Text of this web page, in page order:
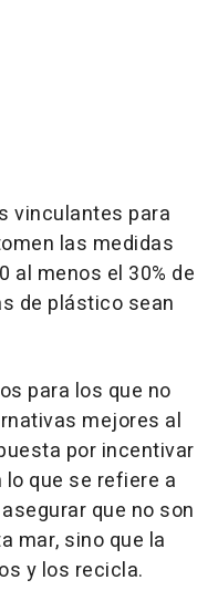
vinculantes para
las medidas
al menos el 30% de
de plástico sean
para los que no
mejores al
por incentivar
que se refiere a
que no son
mar, sino que la
y los recicla.